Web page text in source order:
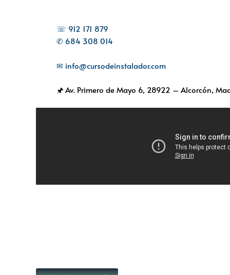
☏ 912 171 879
✆ 684 308 014
✉ info@cursodeinstalador.com
🖈 Av. Primero de Mayo 6, 28922 – Alcorcón,